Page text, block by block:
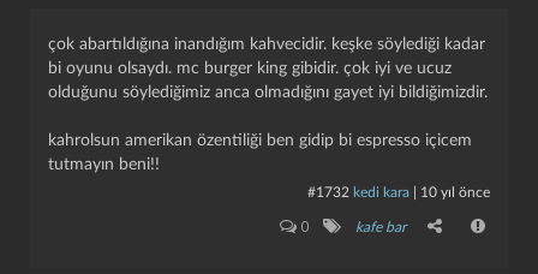
çok abartıldığına inandığım kahvecidir. keşke söylediği kadar
bi oyunu olsaydı. mc burger king gibidir. çok iyi ve ucuz
olduğunu söylediğimiz anca olmadığını gayet iyi bildiğimizdir.
kahrolsun amerikan özentiliği ben gidip bi espresso içicem
tutmayın beni!!
#1732 kedi kara 10 yıl önce
0 kafe bar